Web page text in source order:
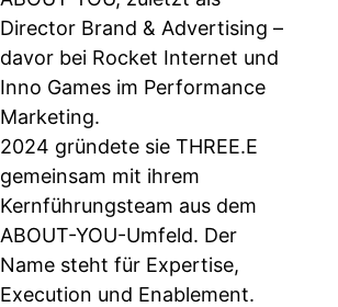
Director Brand & Advertising –
davor bei Rocket Internet und
Inno Games im Performance
Marketing.
2024 gründete sie THREE.E
gemeinsam mit ihrem
Kernführungsteam aus dem
ABOUT-YOU-Umfeld. Der
Name steht für Expertise,
Execution und Enablement.